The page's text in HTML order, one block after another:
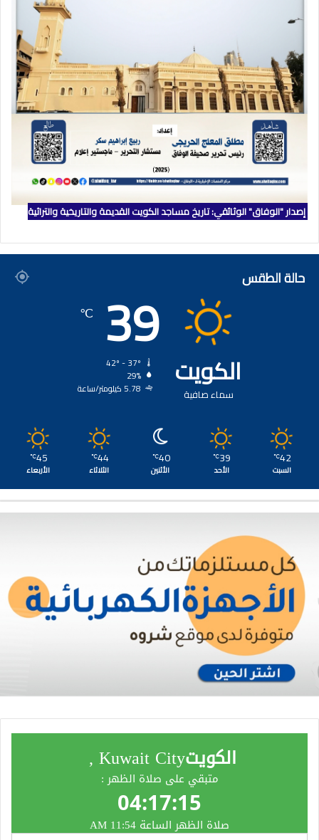
إصدار "الوفاق" الوثائقي: تاريخ مساجد الكويت القديمة والتاريخية والتراثية
حالة الطقس
الكويت
سماء صافية
39
℃
29%
5.78 كيلومتر/ساعة
42
℃
السبت
39
℃
الأحد
40
℃
الأثنين
44
℃
الثلاثاء
45
℃
الأربعاء